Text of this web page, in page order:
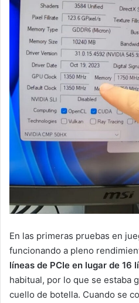
En las primeras pruebas en
funcionando a pleno
líneas de PCIe en lugar de 16
habitual, por lo que se estaba
cuello de botella. Cuando se